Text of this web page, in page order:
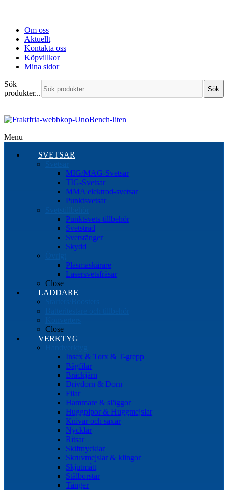
Om oss
Aktuellt
Kontakta oss
Köpvillkor
Mina sidor
Sök
produkter...
Sök
Menu
SVETSAR
MIG/MAG-Svetsar
TIG-Svetsar
MMA elektrod-svetsar
Punktsvetsar
Punktsvets-tillbehör
Svetstråd
Svetstänger
Skydd
Plasmaskärare
Lasersvetsfräsar
Close
LADDARE
Close
VERKTYG
Insex & Torx & T-grepp
Bågfilar
Bräckjärn
Drivdorn & Dorn
Filar
Hammare & släggor
Huggpipor & Huggmejslar
Knivar och saxar
Nycklar
Ritsar
Skiftnycklar
Skruvmejslar & klingor
Skjutmått
Stålborstar
Tänger